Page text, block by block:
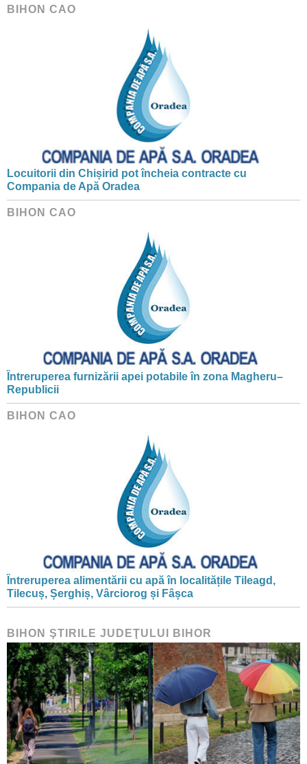
BIHON CAO
Locuitorii din Chișirid pot încheia contracte cu
Compania de Apă Oradea
BIHON CAO
Întreruperea furnizării apei potabile în zona Magheru–
Republicii
BIHON CAO
Întreruperea alimentării cu apă în localitățile Tileagd,
Tilecuș, Șerghiș, Vârciorog și Fâșca
BIHON ŞTIRILE JUDEŢULUI BIHOR